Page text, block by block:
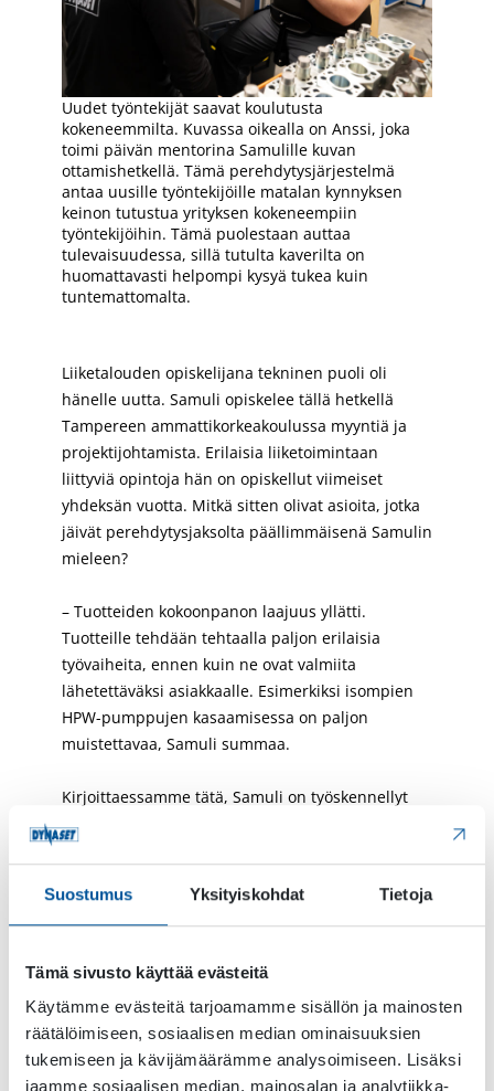
Suostumus Yksityiskohdat Tietoja
Tämä sivusto käyttää evästeitä
Käytämme evästeitä tarjoamamme sisällön ja mainosten
räätälöimiseen, sosiaalisen median ominaisuuksien
tukemiseen ja kävijämäärämme analysoimiseen. Lisäksi
jaamme sosiaalisen median, mainosalan ja analytiikka-
Uudet työntekijät saavat koulutusta
kokeneemmilta. Kuvassa oikealla on Anssi, joka
toimi päivän mentorina Samulille kuvan
ottamishetkellä. Tämä perehdytysjärjestelmä
antaa uusille työntekijöille matalan kynnyksen
keinon tutustua yrityksen kokeneempiin
työntekijöihin. Tämä puolestaan auttaa
tulevaisuudessa, sillä tutulta kaverilta on
huomattavasti helpompi kysyä tukea kuin
tuntemattomalta.
Liiketalouden opiskelijana tekninen puoli oli
hänelle uutta. Samuli opiskelee tällä hetkellä
Tampereen ammattikorkeakoulussa myyntiä ja
projektijohtamista. Erilaisia liiketoimintaan
liittyviä opintoja hän on opiskellut viimeiset
yhdeksän vuotta. Mitkä sitten olivat asioita, jotka
jäivät perehdytysjaksolta päällimmäisenä Samulin
mieleen?
– Tuotteiden kokoonpanon laajuus yllätti.
Tuotteille tehdään tehtaalla paljon erilaisia
työvaiheita, ennen kuin ne ovat valmiita
lähetettäväksi asiakkaalle. Esimerkiksi isompien
HPW-pumppujen kasaamisessa on paljon
muistettavaa, Samuli summaa.
Kirjoittaessamme tätä, Samuli on työskennellyt
teknisenä myyjänä reilut kolme kuukautta. Mutta
mitä hän ajatteli perehdytysjaksosta sen aikana?
– Hinku päästä toimistoon oli tosi kova. Meillä on
niin paljon tuotteita, että kaikkea ei voi millään
minulle mahdollisuuden raapaista pintaa.
Perehdytysjakson aikana tulikin muutamia asioita
vastaan, joita en osannut vielä silloin yhdistää
olemassa olevaan tietoon. Mutta kolmen